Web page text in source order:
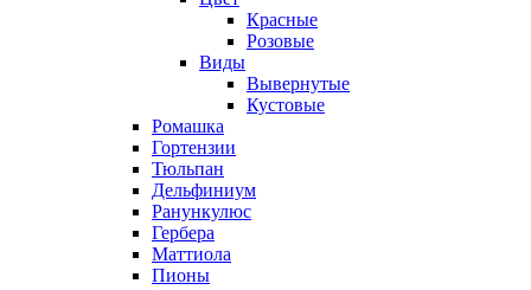
Красные
Розовые
Виды
Вывернутые
Кустовые
Ромашка
Гортензии
Тюльпан
Дельфиниум
Ранункулюс
Гербера
Маттиола
Пионы